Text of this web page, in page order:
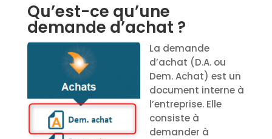
Qu’est-ce qu’une
demande d’achat ?
La demande
d’achat (D.A. ou
Dem. Achat) est un
document interne à
l’entreprise. Elle
consiste à
demander à